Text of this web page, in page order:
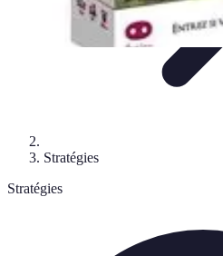
Stratégies
Stratégies